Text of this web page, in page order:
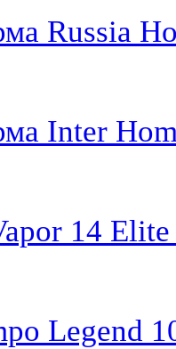
Russia
Inter
14
Legend